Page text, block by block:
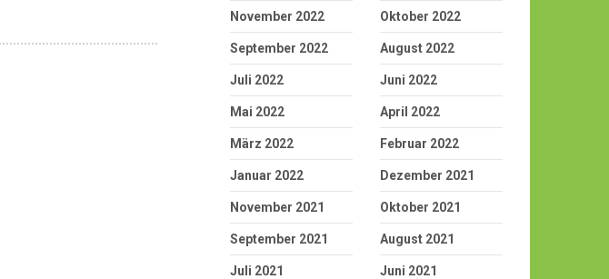
November 2022 Oktober 2022
September 2022 August 2022
Juli 2022 Juni 2022
Mai 2022 April 2022
März 2022 Februar 2022
Januar 2022 Dezember 2021
November 2021 Oktober 2021
September 2021 August 2021
Juli 2021 Juni 2021